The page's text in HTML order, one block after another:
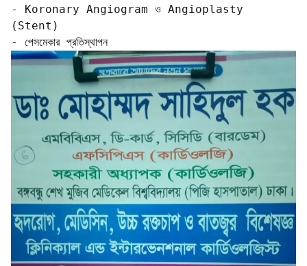
- Koronary Angiogram ও Angioplasty
(Stent)
- পেসমেকার প্রতিস্থাপন